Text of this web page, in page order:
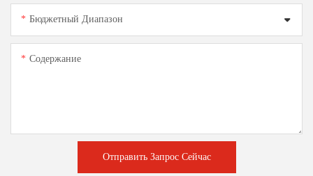
Бюджетный Диапазон
Содержание
Отправить Запрос Сейчас